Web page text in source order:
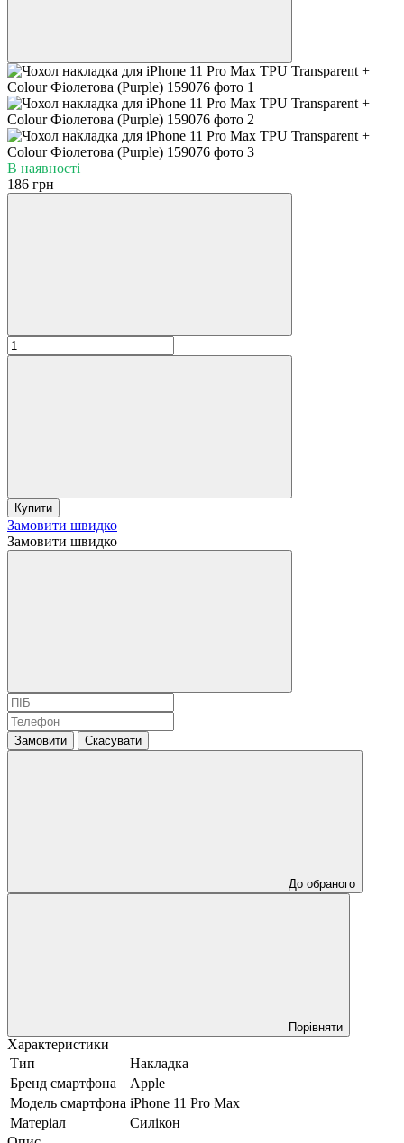
В наявності
186 грн
Купити
Замовити швидко
Замовити швидко
Замовити Скасувати
До обраного
Порівняти
Характеристики
Тип
Накладка
Бренд смартфона
Apple
Модель смартфона iPhone 11 Pro Max
Матеріал
Силікон